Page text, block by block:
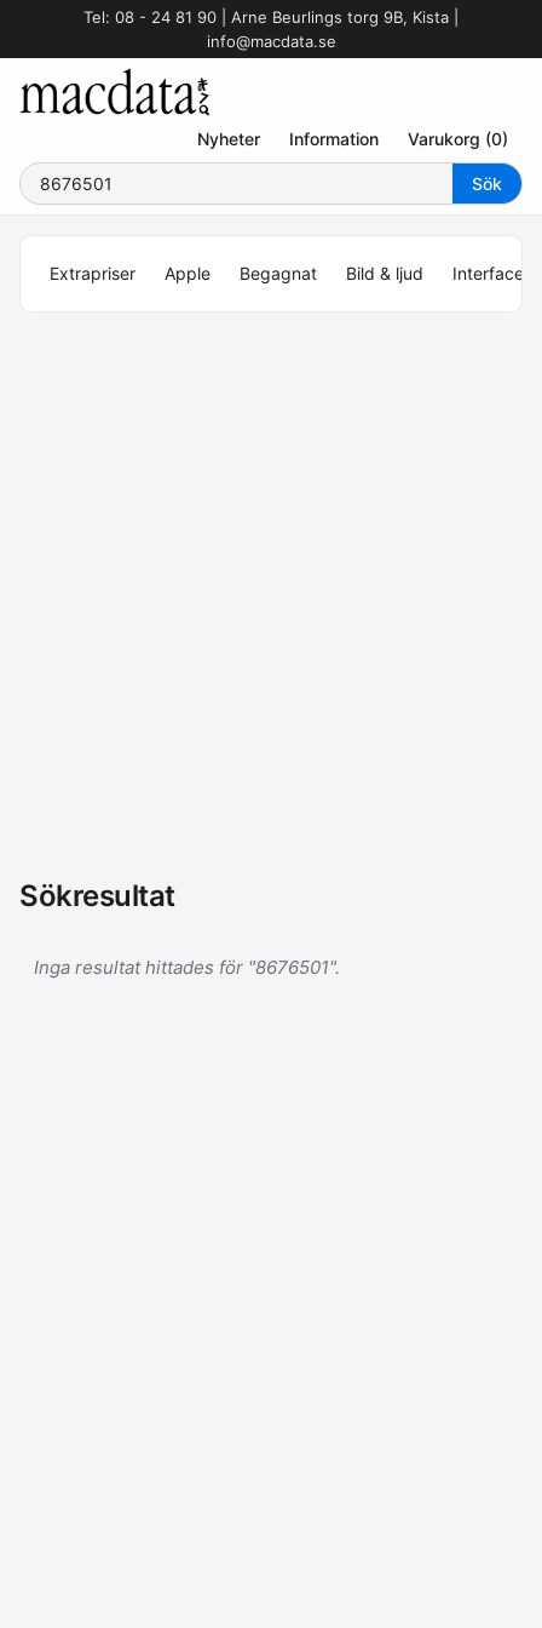
Tel: 08 - 24 81 90 | Arne Beurlings torg 9B, Kista |
info@macdata.se
Nyheter Information Varukorg (0)
Extrapriser Apple Begagnat Bild & ljud Interface
Sökresultat
Inga resultat hittades för "8676501".